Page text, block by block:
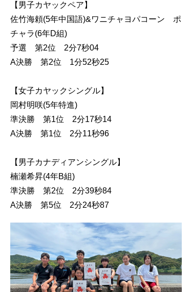
【男子カヤックペア】
佐竹海頼(5年中国語)&ワニチャヨパコーン ポ
チャラ(6年D組)
予選 第2位 2分7秒04
A決勝 第2位 1分52秒25
【女子カヤックシングル】
岡村明咲(5年特進)
準決勝 第1位 2分17秒14
A決勝 第1位 2分11秒96
【男子カナディアンシングル】
楠瀬希昇(4年B組)
準決勝 第2位 2分39秒84
A決勝 第5位 2分24秒87